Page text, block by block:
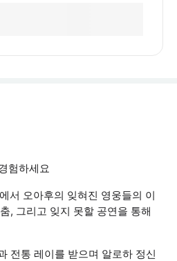
험하세요
서 오아후의 잊혀진 영웅들의 이
, 그리고 잊지 못할 공연을 통해
전통 레이를 받으며 알로하 정신